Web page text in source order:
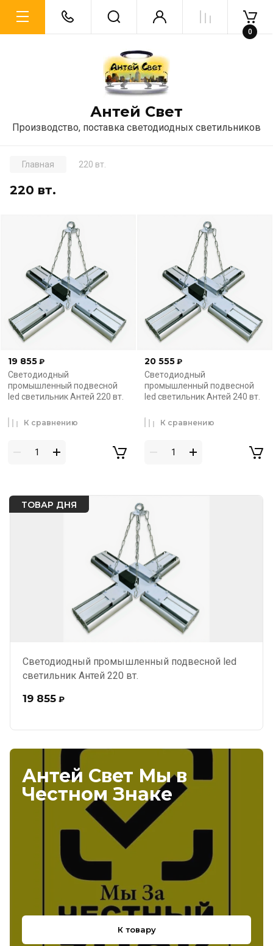
Антей Свет
Производство, поставка светодиодных светильников
0
ТОВАР ДНЯ
Светодиодный промышленный подвесной led
светильник Антей 220 вт.
19 855 ₽
Антей Свет Мы в
Честном Знаке
К товару
Главная 220 вт.
220 вт.
19 855 ₽
Светодиодный
промышленный подвесной
led светильник Антей 220 вт.
К сравнению
20 555 ₽
Светодиодный
промышленный подвесной
led светильник Антей 240 вт.
К сравнению